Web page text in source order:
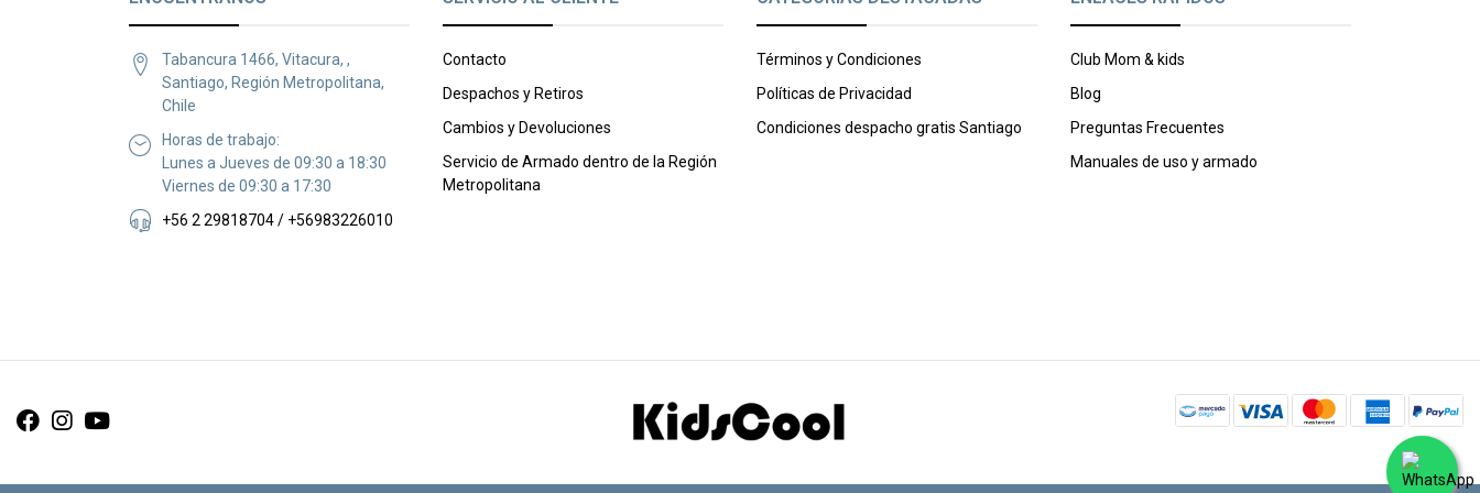
Tabancura 1466, Vitacura, ,
Santiago, Región Metropolitana,
Chile
Horas de trabajo:
Lunes a Jueves de 09:30 a 18:30
Viernes de 09:30 a 17:30
+56 2 29818704 / +56983226010
Contacto
Despachos y Retiros
Cambios y Devoluciones
Servicio de Armado dentro de la Región
Metropolitana
Términos y Condiciones
Políticas de Privacidad
Condiciones despacho gratis Santiago
Club Mom & kids
Blog
Preguntas Frecuentes
Manuales de uso y armado